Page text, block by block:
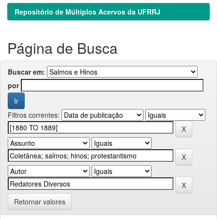
Repositório de Múltiplos Acervos da UFRRJ
Página de Busca
Buscar em:
por
Filtros correntes:
Retornar valores